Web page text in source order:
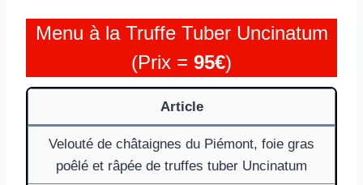
Menu à la Truffe Tuber Uncinatum
(Prix = 95€)
Article
Velouté de châtaignes du Piémont, foie gras
poêlé et râpée de truffes tuber Uncinatum